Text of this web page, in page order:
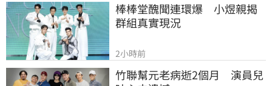
棒棒堂醜聞連環爆　小煜親揭
群組真實現況
2小時前
竹聯幫元老病逝2個月　演員兒